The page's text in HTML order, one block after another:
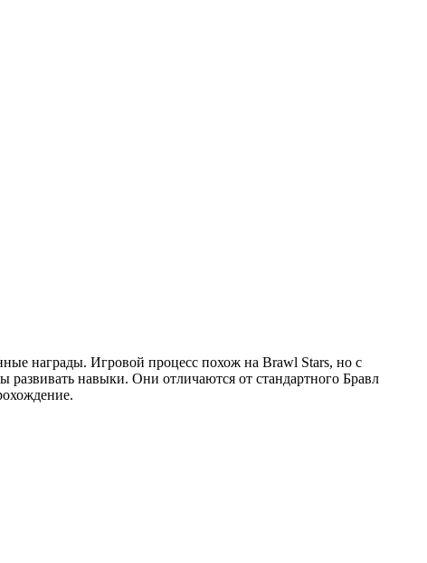
награды. Игровой процесс похож на Brawl Stars, но с
навыки. Они отличаются от стандартного Бравл